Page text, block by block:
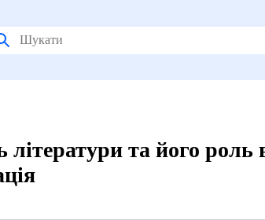
літератури та його